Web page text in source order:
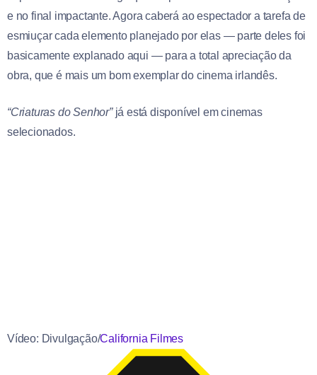
e no final impactante. Agora caberá ao espectador a tarefa de
esmiuçar cada elemento planejado por elas — parte deles foi
basicamente explanado aqui — para a total apreciação da
obra, que é mais um bom exemplar do cinema irlandês.
“Criaturas do Senhor”já está disponível em cinemas
selecionados.
Vídeo: Divulgação/California Filmes